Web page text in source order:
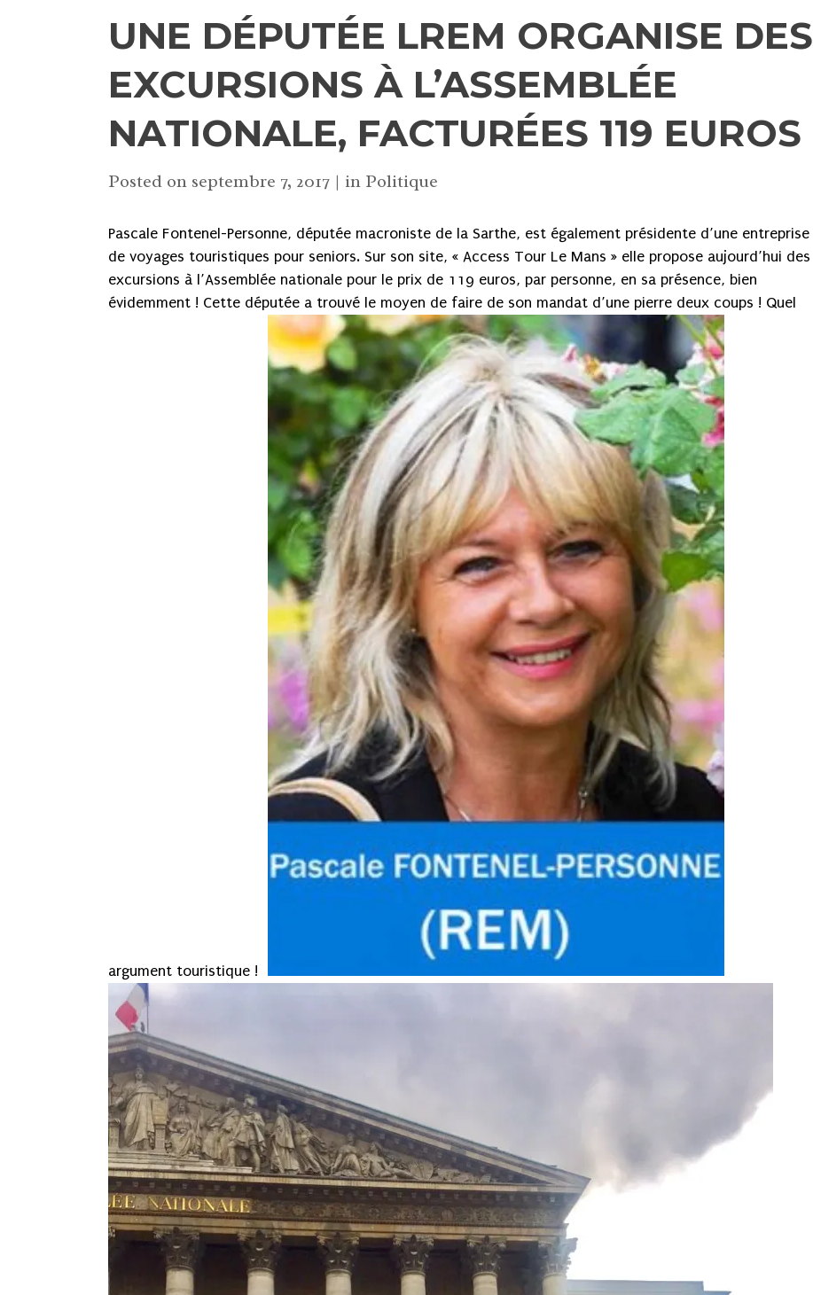
UNE DÉPUTÉE LREM ORGANISE DES
EXCURSIONS À L’ASSEMBLÉE
NATIONALE, FACTURÉES 119 EUROS
Posted on septembre 7, 2017 in Politique
Pascale Fontenel-Personne, députée macroniste de la Sarthe, est également présidente d’une entreprise
de voyages touristiques pour seniors. Sur son site, « Access Tour Le Mans » elle propose aujourd’hui des
excursions à l’Assemblée nationale pour le prix de 119 euros, par personne, en sa présence, bien
évidemment ! Cette députée a trouvé le moyen de faire de son mandat d’une pierre deux coups ! Quel
argument touristique !